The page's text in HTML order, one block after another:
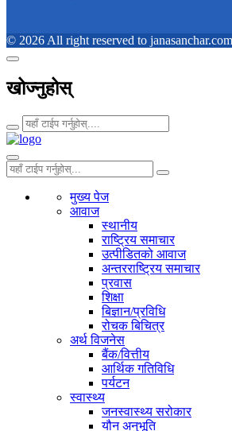
© 2026 All right reserved to
खोज्नुहोस्
मुख्य पेज
आवाज
स्थानीय
राष्ट्रिय समाचार
उत्पीडितको आवाज
अन्तरराष्ट्रिय समाचार
प्रवास
शिक्षा
बिज्ञान/प्रविधि
रोचक बिचित्र
अर्थ विजनेस
बैंक/वित्तीय
आर्थिक गतिविधि
पर्यटन
स्वास्थ्य
जनस्वास्थ्य सरोकार
यौन अनुभूति